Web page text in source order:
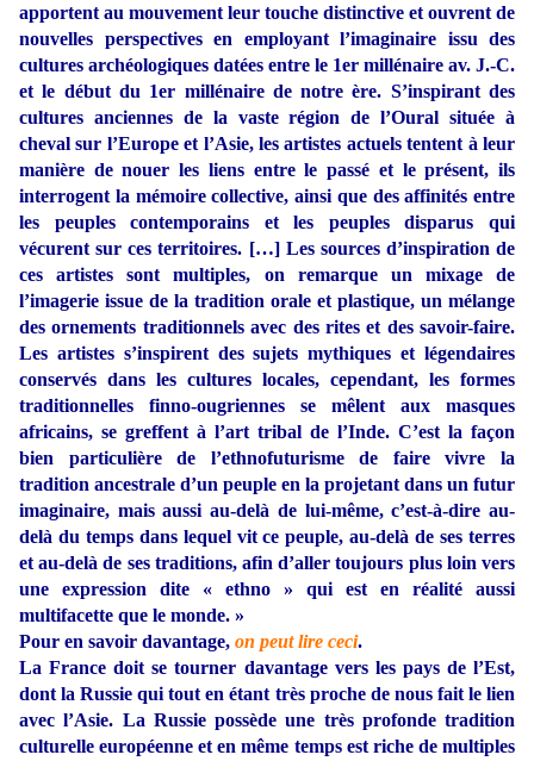
apportent au mouvement leur touche distinctive et ouvrent de
nouvelles perspectives en employant l’imaginaire issu des
cultures archéologiques datées entre le 1er millénaire av. J.-C.
et le début du 1er millénaire de notre ère. S’inspirant des
cultures anciennes de la vaste région de l’Oural située à
cheval sur l’Europe et l’Asie, les artistes actuels tentent à leur
manière de nouer les liens entre le passé et le présent, ils
interrogent la mémoire collective, ainsi que des affinités entre
les peuples contemporains et les peuples disparus qui
vécurent sur ces territoires. […] Les sources d’inspiration de
ces artistes sont multiples, on remarque un mixage de
l’imagerie issue de la tradition orale et plastique, un mélange
des ornements traditionnels avec des rites et des savoir-faire.
Les artistes s’inspirent des sujets mythiques et légendaires
conservés dans les cultures locales, cependant, les formes
traditionnelles finno-ougriennes se mêlent aux masques
africains, se greffent à l’art tribal de l’Inde. C’est la façon
bien particulière de l’ethnofuturisme de faire vivre la
tradition ancestrale d’un peuple en la projetant dans un futur
imaginaire, mais aussi au-delà de lui-même, c’est-à-dire au-
delà du temps dans lequel vit ce peuple, au-delà de ses terres
et au-delà de ses traditions, afin d’aller toujours plus loin vers
une expression dite « ethno » qui est en réalité aussi
multifacette que le monde. »
Pour en savoir davantage, on peut lire ceci.
La France doit se tourner davantage vers les pays de l’Est,
dont la Russie qui tout en étant très proche de nous fait le lien
avec l’Asie. La Russie possède une très profonde tradition
culturelle européenne et en même temps est riche de multiples